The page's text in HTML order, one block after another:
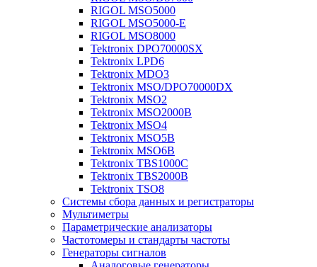
RIGOL MSO5000
RIGOL MSO5000-E
RIGOL MSO8000
Tektronix DPO70000SX
Tektronix LPD6
Tektronix MDO3
Tektronix MSO/DPO70000DX
Tektronix MSO2
Tektronix MSO2000B
Tektronix MSO4
Tektronix MSO5B
Tektronix MSO6B
Tektronix TBS1000C
Tektronix TBS2000B
Tektronix TSO8
Системы сбора данных и регистраторы
Мультиметры
Параметрические анализаторы
Частотомеры и стандарты частоты
Генераторы сигналов